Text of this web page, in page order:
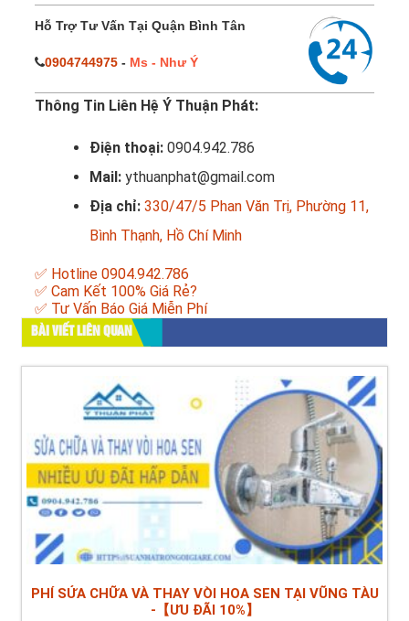
Hỗ Trợ Tư Vấn Tại Quận Bình Tân
0904744975 - Ms - Như Ý
Thông Tin Liên Hệ Ý Thuận Phát:
Điện thoại: 0904.942.786
Mail: ythuanphat@gmail.com
Địa chỉ: 330/47/5 Phan Văn Trị, Phường 11,
Bình Thạnh, Hồ Chí Minh
✅ Hotline 0904.942.786
✅ Cam Kết 100% Giá Rẻ?
✅ Tư Vấn Báo Giá Miễn Phí
BÀI VIẾT LIÊN QUAN
PHÍ SỬA CHỮA VÀ THAY VÒI HOA SEN TẠI VŨNG TÀU
-【ƯU ĐÃI 10%】